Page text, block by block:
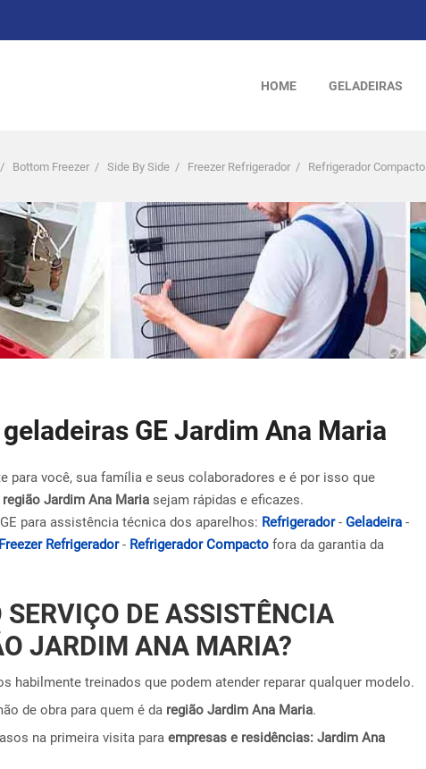
HOME GELADEIRAS
/ Bottom Freezer / Side By Side / Freezer Refrigerador / Refrigerador Compacto
GE Jardim Ana Maria
para você, sua família e seus colaboradores e é por isso que
região Jardim Ana Maria sejam rápidas e eficazes.
para assistência técnica dos aparelhos: Refrigerador- Geladeira -
Freezer Refrigerador- Refrigerador Compacto fora da garantia da
SERVIÇO DE ASSISTÊNCIA
JARDIM ANA MARIA?
habilmente treinados que podem atender reparar qualquer modelo.
de obra para quem é da região Jardim Ana Maria.
na primeira visita para empresas e residências: Jardim Ana